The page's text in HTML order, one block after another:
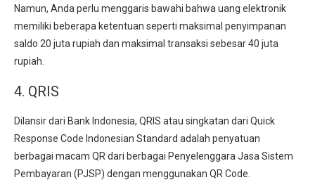
Namun, Anda perlu menggaris bawahi bahwa uang elektronik
memiliki beberapa ketentuan seperti maksimal penyimpanan
saldo 20 juta rupiah dan maksimal transaksi sebesar 40 juta
rupiah.
4. QRIS
Dilansir dari Bank Indonesia, QRIS atau singkatan dari Quick
Response Code Indonesian Standard adalah penyatuan
berbagai macam QR dari berbagai Penyelenggara Jasa Sistem
Pembayaran (PJSP) dengan menggunakan QR Code.